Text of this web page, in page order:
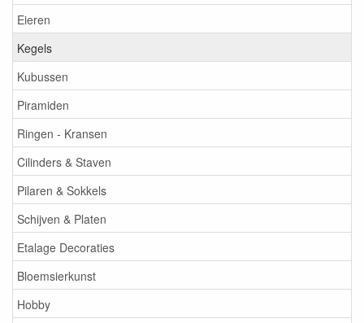
Eieren
Kegels
Kubussen
Piramiden
Ringen - Kransen
Cilinders & Staven
Pilaren & Sokkels
Schijven & Platen
Etalage Decoraties
Bloemsierkunst
Hobby